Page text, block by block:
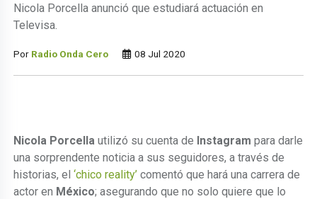
Nicola Porcella anunció que estudiará actuación en
Televisa.
Por Radio Onda Cero 08 Jul 2020
Nicola Porcella utilizó su cuenta de Instagram para darle
una sorprendente noticia a sus seguidores, a través de
historias, el‘chico reality’ comentó que hará una carrera de
actor en México; asegurando que no solo quiere que lo